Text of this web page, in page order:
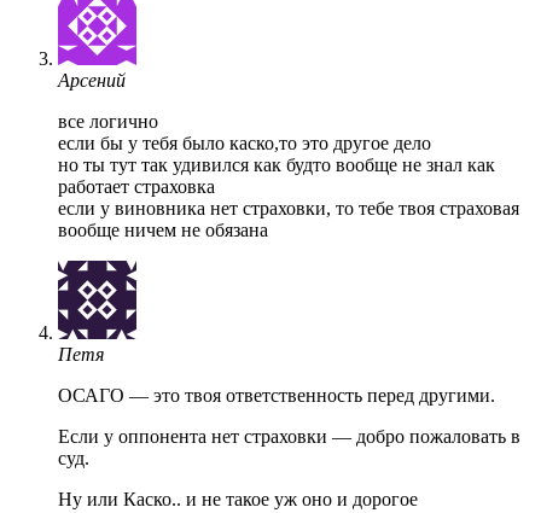
Арсений
все логично
если бы у тебя было каско,то это другое дело
но ты тут так удивился как будто вообще не знал как
работает страховка
если у виновника нет страховки, то тебе твоя страховая
вообще ничем не обязана
Петя
ОСАГО — это твоя ответственность перед другими.
Если у оппонента нет страховки — добро пожаловать в
суд.
Ну или Каско.. и не такое уж оно и дорогое